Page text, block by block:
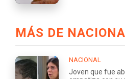
MÁS DE
NACIONAL
Joven que fue